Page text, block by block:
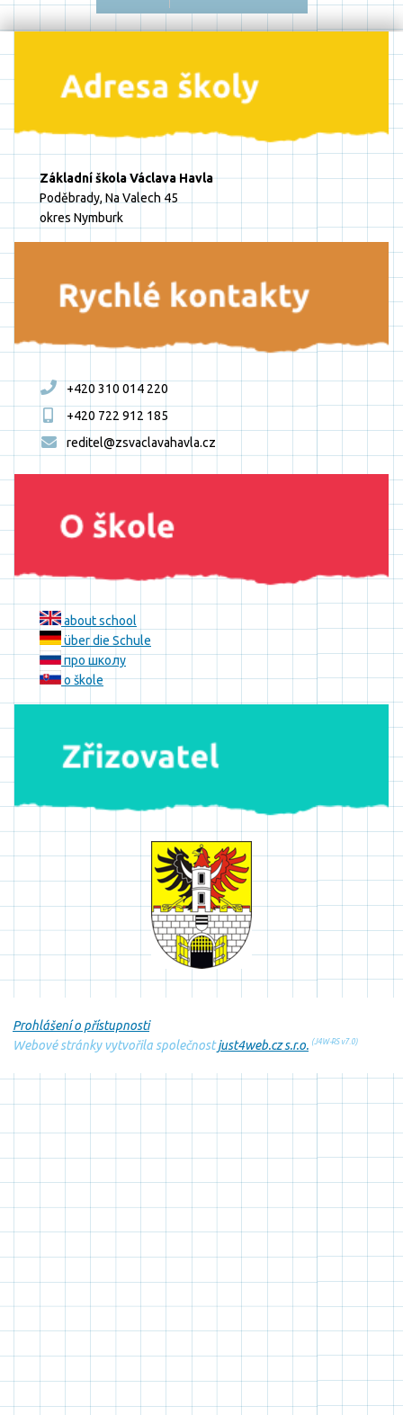
Základní škola Václava Havla
Poděbrady, Na Valech 45
okres Nymburk
+420 310 014 220
+420 722 912 185
reditel@zsvaclavahavla.cz
about school
über die Schule
про школу
o škole
Prohlášení o přístupnosti
Webové stránky vytvořila společnost just4web.cz s.r.o. (J4W-RS v7.0)